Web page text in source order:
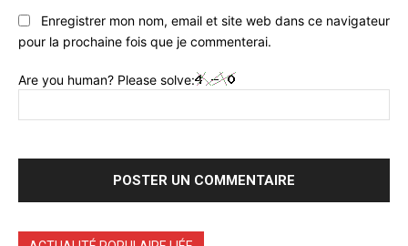
Enregistrer mon nom, email et site web dans ce navigateur
pour la prochaine fois que je commenterai.
Are you human? Please solve: